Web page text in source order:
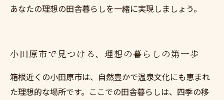
あなたの理想の田舎暮らしを一緒に実現しましょう。
小田原市で見つける、理想の暮らしの第一歩
箱根近くの小田原市は、自然豊かで温泉文化にも恵まれ
た理想的な場所です。ここでの田舎暮らしは、四季の移